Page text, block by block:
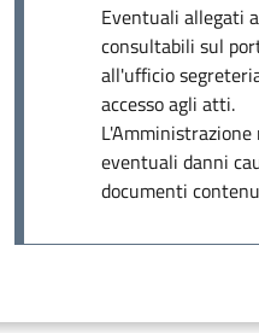
Eventuali allegati
consultabili sul
all'ufficio
accesso agli atti.
L'Amministrazione
eventuali danni
documenti